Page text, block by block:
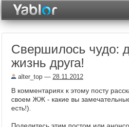
Неделя
Свершилось чудо:
жизнь друга!
alter_top — 28.11.2012
В комментариях к этому посту
своем ЖЖ - какие вы
есть!).